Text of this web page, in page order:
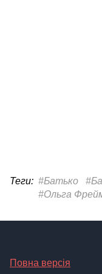
Теги: #Батько
#Ольга
Повна версія